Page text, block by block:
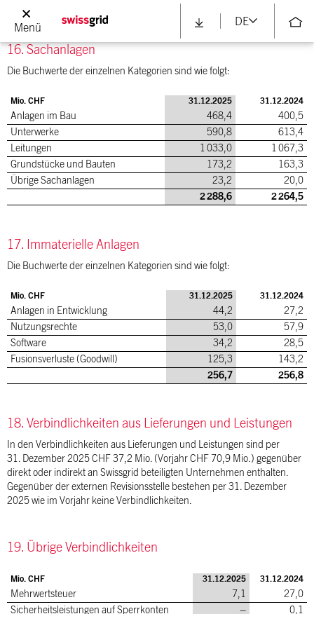
Menü
DE
16. Sachanlagen
Die Buchwerte der einzelnen Kategorien sind wie folgt:
Mio. CHF 31.12.2025 31.12.2024
Anlagen im Bau 468,4
400,5
Unterwerke
590,8
613,4
Leitungen
1 033,0
1 067,3
Grundstücke und Bauten
173,2
163,3
Übrige Sachanlagen
23,2
20,0
2 288,6
2 264,5
17. Immaterielle Anlagen
Die Buchwerte der einzelnen Kategorien sind wie folgt:
Mio. CHF 31.12.2025 31.12.2024
Anlagen in Entwicklung 44,2
27,2
Nutzungsrechte
53,0
57,9
Software
34,2
28,5
Fusionsverluste (Goodwill)
125,3
143,2
256,7
256,8
18. Verbindlichkeiten aus Lieferungen und Leistungen
In den Verbindlichkeiten aus Lieferungen und Leistungen sind per
31. Dezember 2025 CHF 37,2 Mio. (Vorjahr CHF 70,9 Mio.) gegenüber
direkt oder indirekt an Swissgrid beteiligten Unternehmen enthalten.
Gegenüber der externen Revisionsstelle bestehen per 31. Dezember
2025 wie im Vorjahr keine Verbindlichkeiten.
19. Übrige Verbindlichkeiten
Mio. CHF 31.12.2025 31.12.2024
Mehrwertsteuer 7,1
27,0
Sicherheitsleistungen auf Sperrkonten
–
0,1